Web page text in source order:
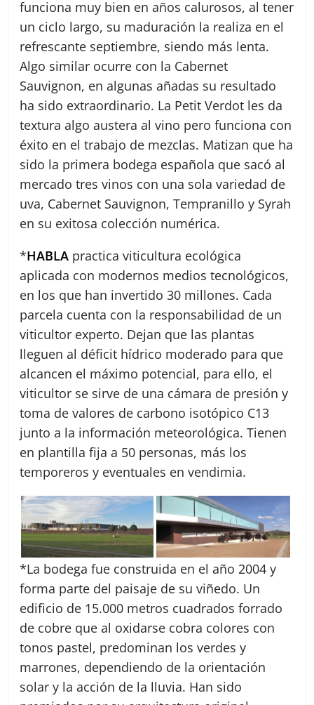
funciona muy bien en años calurosos, al tener
un ciclo largo, su maduración la realiza en el
refrescante septiembre, siendo más lenta.
Algo similar ocurre con la Cabernet
Sauvignon, en algunas añadas su resultado
ha sido extraordinario. La Petit Verdot les da
textura algo austera al vino pero funciona con
éxito en el trabajo de mezclas. Matizan que ha
sido la primera bodega española que sacó al
mercado tres vinos con una sola variedad de
uva, Cabernet Sauvignon, Tempranillo y Syrah
en su exitosa colección numérica.
*HABLA practica viticultura ecológica
aplicada con modernos medios tecnológicos,
en los que han invertido 30 millones. Cada
parcela cuenta con la responsabilidad de un
viticultor experto. Dejan que las plantas
lleguen al déficit hídrico moderado para que
alcancen el máximo potencial, para ello, el
viticultor se sirve de una cámara de presión y
toma de valores de carbono isotópico C13
junto a la información meteorológica. Tienen
en plantilla fija a 50 personas, más los
temporeros y eventuales en vendimia.
*La bodega fue construida en el año 2004 y
forma parte del paisaje de su viñedo. Un
edificio de 15.000 metros cuadrados forrado
de cobre que al oxidarse cobra colores con
tonos pastel, predominan los verdes y
marrones, dependiendo de la orientación
solar y la acción de la lluvia. Han sido